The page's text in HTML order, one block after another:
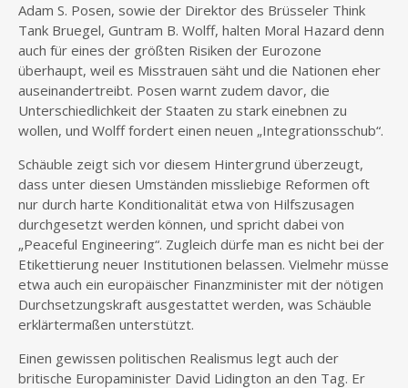
Adam S. Posen, sowie der Direktor des Brüsseler Think
Tank Bruegel, Guntram B. Wolff, halten Moral Hazard denn
auch für eines der größten Risiken der Eurozone
überhaupt, weil es Misstrauen säht und die Nationen eher
auseinandertreibt. Posen warnt zudem davor, die
Unterschiedlichkeit der Staaten zu stark einebnen zu
wollen, und Wolff fordert einen neuen „Integrationsschub“.
Schäuble zeigt sich vor diesem Hintergrund überzeugt,
dass unter diesen Umständen missliebige Reformen oft
nur durch harte Konditionalität etwa von Hilfszusagen
durchgesetzt werden können, und spricht dabei von
„Peaceful Engineering“. Zugleich dürfe man es nicht bei der
Etikettierung neuer Institutionen belassen. Vielmehr müsse
etwa auch ein europäischer Finanzminister mit der nötigen
Durchsetzungskraft ausgestattet werden, was Schäuble
erklärtermaßen unterstützt.
Einen gewissen politischen Realismus legt auch der
britische Europaminister David Lidington an den Tag. Er